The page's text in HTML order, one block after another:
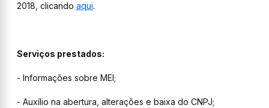
2018, clicando aqui.
Serviços prestados:
- Informações sobre MEI;
- Auxílio na abertura, alterações e baixa do CNPJ;